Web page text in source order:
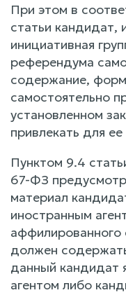
При этом в
статьи кандидат,
инициативная
референдума
содержание,
самостоятельно
установленном
привлекать для
Пунктом 9.4
67-ФЗ
материал
иностранным
аффилированного
должен
данный кандидат
агентом либо